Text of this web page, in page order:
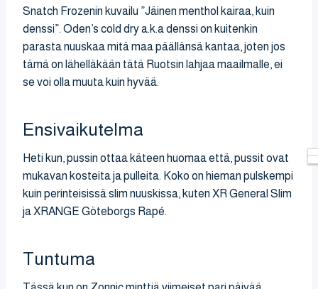
Snatch Frozenin kuvailu ”Jäinen menthol kairaa, kuin
denssi”. Oden’s cold dry a.k.a denssi on kuitenkin
parasta nuuskaa mitä maa päällänsä kantaa, joten jos
tämä on lähelläkään tätä Ruotsin lahjaa maailmalle, ei
se voi olla muuta kuin hyvää.
Ensivaikutelma
Heti kun, pussin ottaa käteen huomaa että, pussit ovat
mukavan kosteita ja pulleita. Koko on hieman pulskempi
kuin perinteisissä slim nuuskissa, kuten XR General Slim
ja XRANGE Göteborgs Rapé.
Tuntuma